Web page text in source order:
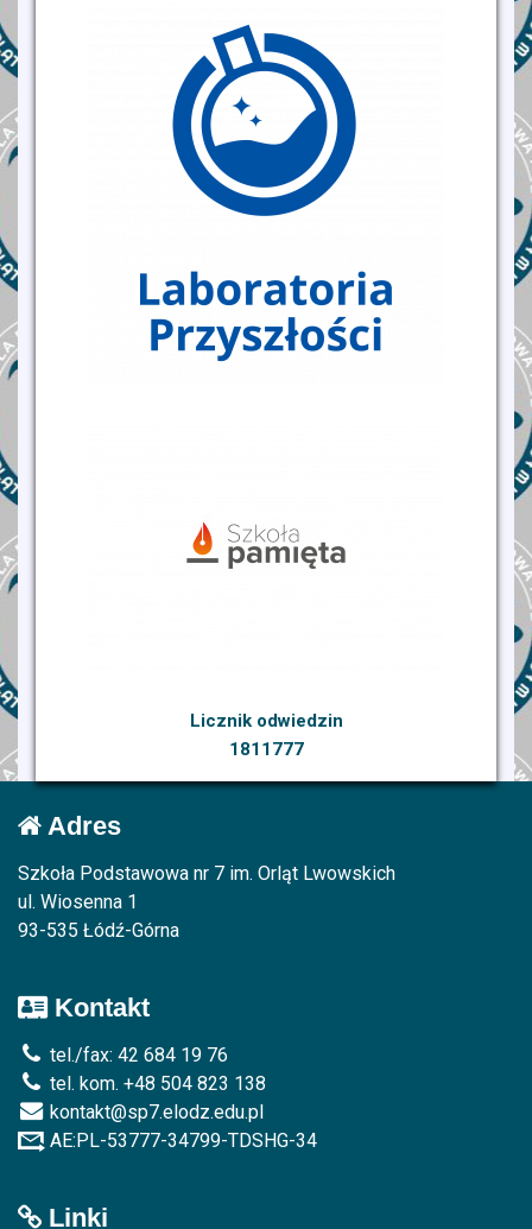
Licznik odwiedzin
1811777
Adres
Szkoła Podstawowa nr 7 im. Orląt Lwowskich
ul. Wiosenna 1
93-535 Łódź-Górna
Kontakt
tel./fax: 42 684 19 76
tel. kom. +48 504 823 138
kontakt@sp7.elodz.edu.pl
AE:PL-53777-34799-TDSHG-34
Linki